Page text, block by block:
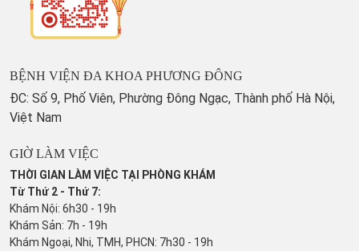
BỆNH VIỆN ĐA KHOA PHƯƠNG ĐÔNG
ĐC: Số 9, Phố Viên, Phường Đông Ngạc, Thành phố Hà Nội,
Việt Nam
GIỜ LÀM VIỆC
THỜI GIAN LÀM VIỆC TẠI PHÒNG KHÁM
Từ Thứ 2 - Thứ 7:
Khám Nội: 6h30 - 19h
Khám Sản: 7h - 19h
Khám Ngoại, Nhi, TMH, PHCN: 7h30 - 19h